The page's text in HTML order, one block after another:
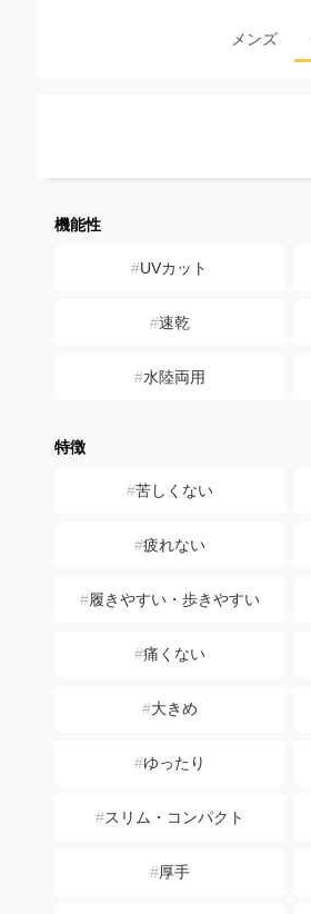
メンズ
機能性
UVカット
速乾
水陸両用
特徴
苦しくない
疲れない
履きやすい・歩きやすい
痛くない
大きめ
ゆったり
スリム・コンパクト
厚手